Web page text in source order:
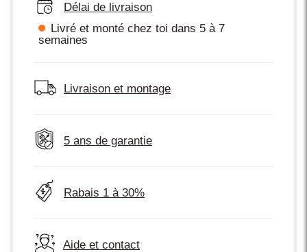
Délai de livraison
Livré et monté chez toi dans 5 à 7
semaines
Livraison et montage
5 ans de garantie
Rabais 1 à 30%
Aide et contact